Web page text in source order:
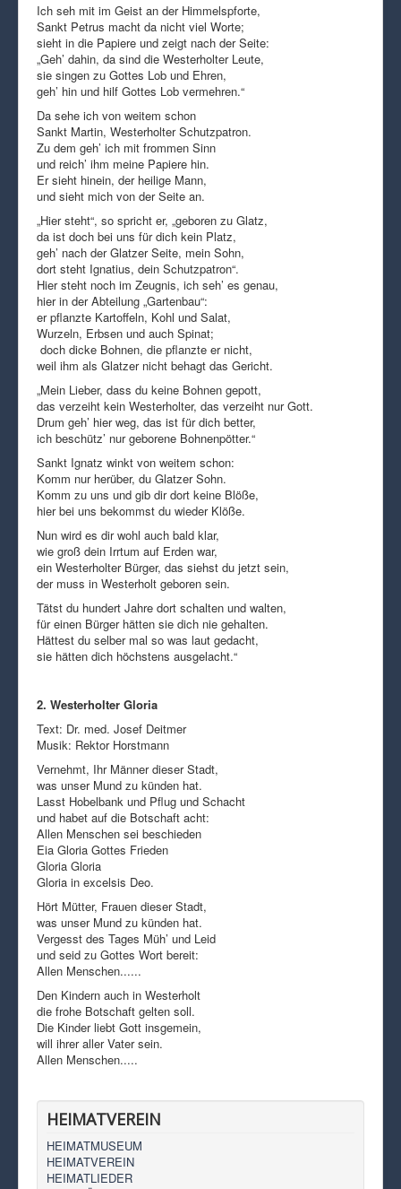
Ich seh mit im Geist an der Himmelspforte,
Sankt Petrus macht da nicht viel Worte;
sieht in die Papiere und zeigt nach der Seite:
„Geh’ dahin, da sind die Westerholter Leute,
sie singen zu Gottes Lob und Ehren,
geh’ hin und hilf Gottes Lob vermehren.“
Da sehe ich von weitem schon
Sankt Martin, Westerholter Schutzpatron.
Zu dem geh’ ich mit frommen Sinn
und reich’ ihm meine Papiere hin.
Er sieht hinein, der heilige Mann,
und sieht mich von der Seite an.
„Hier steht“, so spricht er, „geboren zu Glatz,
da ist doch bei uns für dich kein Platz,
geh’ nach der Glatzer Seite, mein Sohn,
dort steht Ignatius, dein Schutzpatron“.
Hier steht noch im Zeugnis, ich seh’ es genau,
hier in der Abteilung „Gartenbau“:
er pflanzte Kartoffeln, Kohl und Salat,
Wurzeln, Erbsen und auch Spinat;
doch dicke Bohnen, die pflanzte er nicht,
weil ihm als Glatzer nicht behagt das Gericht.
„Mein Lieber, dass du keine Bohnen gepott,
das verzeiht kein Westerholter, das verzeiht nur Gott.
Drum geh’ hier weg, das ist für dich better,
ich beschütz’ nur geborene Bohnenpötter.“
Sankt Ignatz winkt von weitem schon:
Komm nur herüber, du Glatzer Sohn.
Komm zu uns und gib dir dort keine Blöße,
hier bei uns bekommst du wieder Klöße.
Nun wird es dir wohl auch bald klar,
wie groß dein Irrtum auf Erden war,
ein Westerholter Bürger, das siehst du jetzt sein,
der muss in Westerholt geboren sein.
Tätst du hundert Jahre dort schalten und walten,
für einen Bürger hätten sie dich nie gehalten.
Hättest du selber mal so was laut gedacht,
sie hätten dich höchstens ausgelacht.“
2. Westerholter Gloria
Text: Dr. med. Josef Deitmer
Musik: Rektor Horstmann
Vernehmt, Ihr Männer dieser Stadt,
was unser Mund zu künden hat.
Lasst Hobelbank und Pflug und Schacht
und habet auf die Botschaft acht:
Allen Menschen sei beschieden
Eia Gloria Gottes Frieden
Gloria Gloria
Gloria in excelsis Deo.
Hört Mütter, Frauen dieser Stadt,
was unser Mund zu künden hat.
Vergesst des Tages Müh’ und Leid
und seid zu Gottes Wort bereit:
Allen Menschen......
Den Kindern auch in Westerholt
die frohe Botschaft gelten soll.
Die Kinder liebt Gott insgemein,
will ihrer aller Vater sein.
Allen Menschen.....
HEIMATVEREIN
HEIMATMUSEUM
HEIMATVEREIN
HEIMATLIEDER